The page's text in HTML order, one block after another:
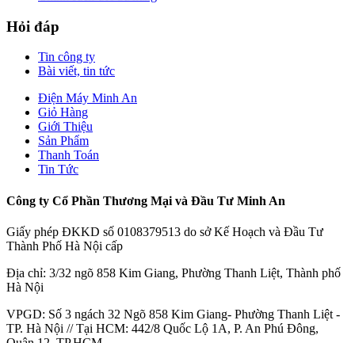
Hỏi đáp
Tin công ty
Bài viết, tin tức
Điện Máy Minh An
Giỏ Hàng
Giới Thiệu
Sản Phẩm
Thanh Toán
Tin Tức
Công ty Cổ Phần Thương Mại và Đầu Tư Minh An
Giấy phép ĐKKD số 0108379513 do sở Kế Hoạch và Đầu Tư
Thành Phố Hà Nội cấp
Địa chỉ: 3/32 ngõ 858 Kim Giang, Phường Thanh Liệt, Thành phố
Hà Nội
VPGD: Số 3 ngách 32 Ngõ 858 Kim Giang- Phường Thanh Liệt -
TP. Hà Nội // Tại HCM: 442/8 Quốc Lộ 1A, P. An Phú Đông,